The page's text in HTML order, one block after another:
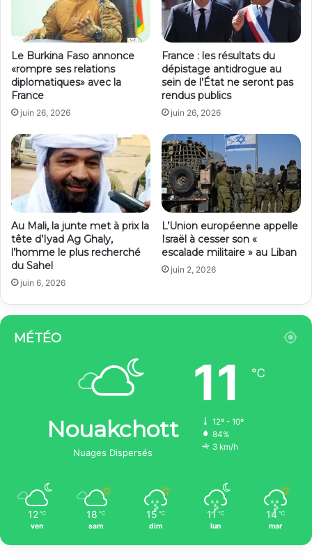
Le Burkina Faso annonce
«rompre ses relations
diplomatiques» avec la
France
juin 26, 2026
France : les résultats du
dépistage antidrogue au
sein de l’État ne seront pas
rendus publics
juin 26, 2026
Au Mali, la junte met à prix la
tête d’Iyad Ag Ghaly,
l’homme le plus recherché
du Sahel
juin 6, 2026
L’Union européenne appelle
Israël à cesser son «
escalade militaire » au Liban
juin 2, 2026
MÉTÉO
Nouakchott
Nuages Dispersés
11 ℃
12º - 10º
84%
3 km/h
12 ℃
ven
18 ℃
sam
15 ℃
dim
11 ℃
lun
14 ℃
mar